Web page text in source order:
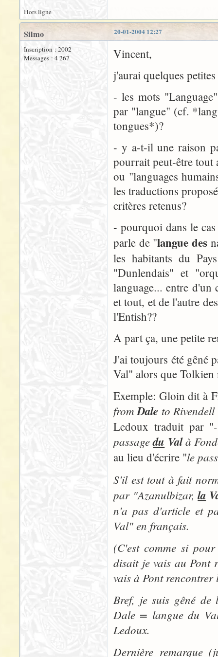
Hors ligne
20-01-2004 12:27
Silmo
Inscription : 2002
Messages : 4 267
Vincent,
j'aurai quelques
- les mots
par "langue" (cf.
tongues*)?
- y a-t-il une raison
pourrait peut-être tout
ou "languages
les traductions
critères retenus?
- pourquoi dans le
parle de "langue des
les habitants du
"Dunlendais" et
language... entre d'un
et tout, et de l'autre
l'Entish??
A part ça, une petite
J'ai toujours été gêné
Val" alors que Tolkien
Exemple: Gloin dit à
fromDale to
Ledoux traduit par "
passagedu Valà
au lieu d'écrire "le
S'il est tout à fait
par "Azanulbizar,la
n'a pas d'article et
Val" en français.
(C'est comme si
disait je vais au Pont
vais à Pont
Bref, je suis gêné
Dale = langue du
Ledoux.
Dernière remarque